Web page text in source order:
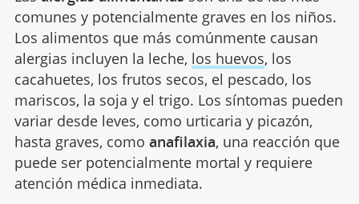
comunes y potencialmente graves en los niños.
Los alimentos que más comúnmente causan
alergias incluyen la leche, los huevos, los
cacahuetes, los frutos secos, el pescado, los
mariscos, la soja y el trigo. Los síntomas pueden
variar desde leves, como urticaria y picazón,
hasta graves, como anafilaxia, una reacción que
puede ser potencialmente mortal y requiere
atención médica inmediata.